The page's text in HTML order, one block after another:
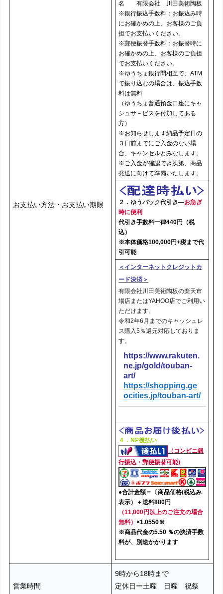
お支払い方法・お支払い期限
名 有限会社 川田美術陶板
※銀行振込手数料：お振込み時
にお確かめの上、お客様のご負
担でお支払いください。
※郵便振替手数料：お振替時に
お確かめの上、お客様のご負担
でお支払いください。
※ゆうちょ銀行間相互で、ATM
で振り込むの場合は、振込手数
料は無料
（ゆうちょ普通預金口座にキャ
シュサ－ビスを付加してある
方）
※お知らせします納品予定日の
３日前までにご入金のない場
合、キャンセルとみなします。
※ご入金が確認でき次第、商品
発送に向けて準備いたします。
２．ゆうパック代引き―お急ぎ
時に便利
代引き手数料一律440円（税
込）
※本体価格100,000円+税まで代
引可能
＜インターネットクレジットカ
ード決済＞
有限会社川田美術陶板の楽天市
場店またはYAHOO店でご利用い
ただけます。
令和2年6月までのキャッシュレ
ス購入5％還元対応しておりま
す。
https://www.rakuten.
ne.jp/gold/touban-
art/
https://shopping.ge
ocities.jp/touban-art/
４．NP後払い
（コンビニ銀
行振込・郵便振替可能)
●合計金額＝〔商品価格(税込み
表示）＋送料880円
（11,000円以上のご注文の場合
無料）×1.0550※
※商品代金の5.50 ％の決済手数
料が、別途かかります
営業時間
9時から18時まで
定休日ー土曜 日曜 祝祭